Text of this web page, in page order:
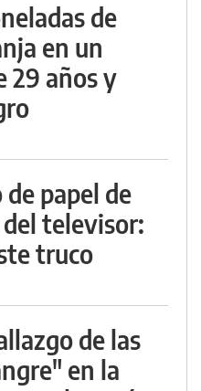
de
en un
29 años y
papel de
televisor:
truco
de las
en la